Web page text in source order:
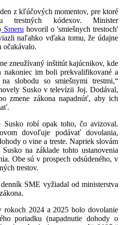
z kľúčových momentov, pre ktoré
kódexov. Minister
Smeru hovoril o 'smiešnych trestoch'
naľahko vďaka tomu, že údajne
očakávalo.
zneužívaný inštitút kajúcnikov, kde
im boli prekvalifikované a
slobodu so smiešnymi trestmi,“
Susko v televízii Joj. Dodával,
zmene zákona napadnúť, aby ich
Susko robí opak toho, čo avizoval.
dovoľuje podávať dovolania,
o vine a treste. Napriek slovám
na základe tohto ustanovenia
Obe sú v prospech odsúdeného, v
trestov.
SME vyžiadal od ministerstva
rokoch 2024 a 2025 bolo dovolanie
poriadku (napadnutie dohody o